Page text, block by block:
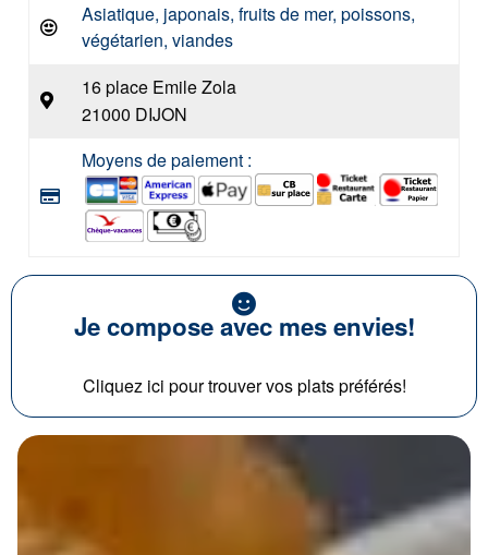
Asiatique, japonais, fruits de mer, poissons,
végétarien, viandes
16 place Emile Zola
21000 DIJON
Moyens de paiement :
Je compose avec mes envies!
Cliquez ici pour trouver vos plats préférés!